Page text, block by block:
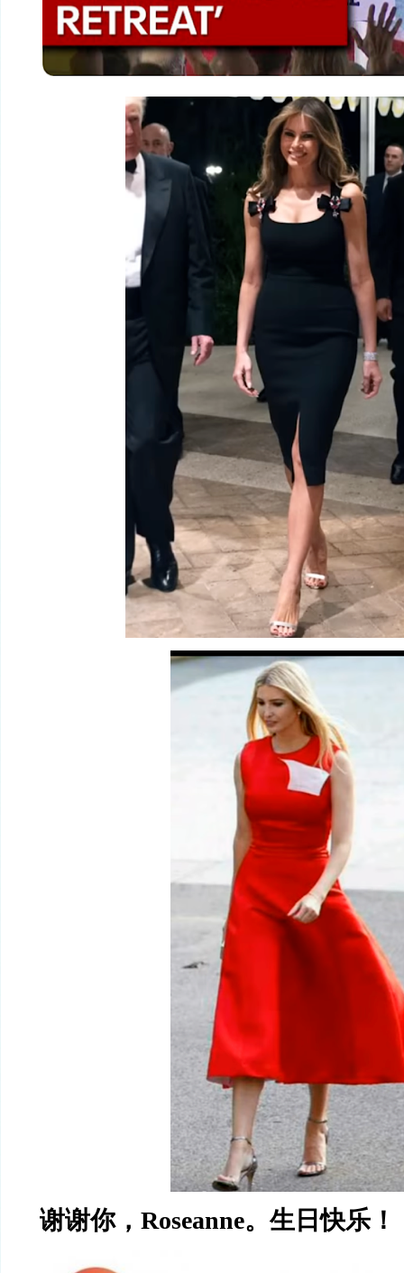
谢谢你， Roseanne。生日快乐！